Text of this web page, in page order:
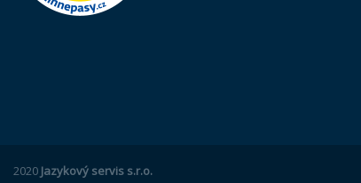
2020 Jazykový servis s.r.o.